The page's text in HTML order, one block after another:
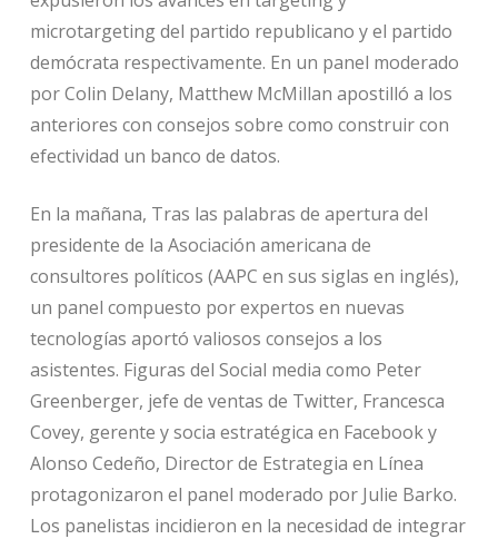
microtargeting del partido republicano y el partido
demócrata respectivamente. En un panel moderado
por Colin Delany, Matthew McMillan apostilló a los
anteriores con consejos sobre como construir con
efectividad un banco de datos.
En la mañana, Tras las palabras de apertura del
presidente de la Asociación americana de
consultores políticos (AAPC en sus siglas en inglés),
un panel compuesto por expertos en nuevas
tecnologías aportó valiosos consejos a los
asistentes. Figuras del Social media como Peter
Greenberger, jefe de ventas de Twitter, Francesca
Covey, gerente y socia estratégica en Facebook y
Alonso Cedeño, Director de Estrategia en Línea
protagonizaron el panel moderado por Julie Barko.
Los panelistas incidieron en la necesidad de integrar